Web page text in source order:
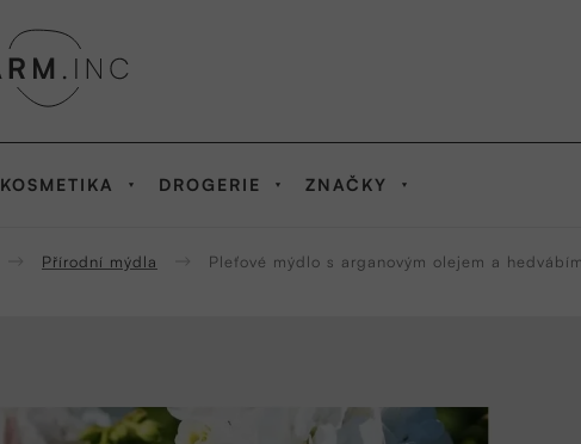
KOSMETIKA DROGERIE ZNAČKY
Přírodní mýdla Pleťové mýdlo s arganovým olejem a